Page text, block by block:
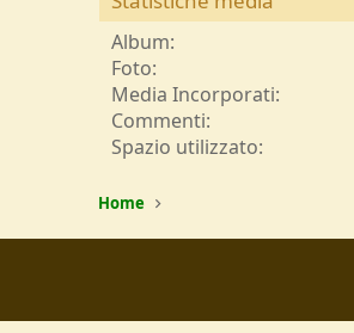
Album
Foto
Media Incorporati
Commenti
Spazio utilizzato
Home